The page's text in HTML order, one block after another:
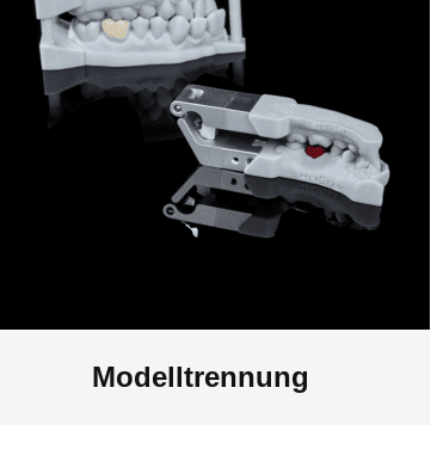
Modelltrennung